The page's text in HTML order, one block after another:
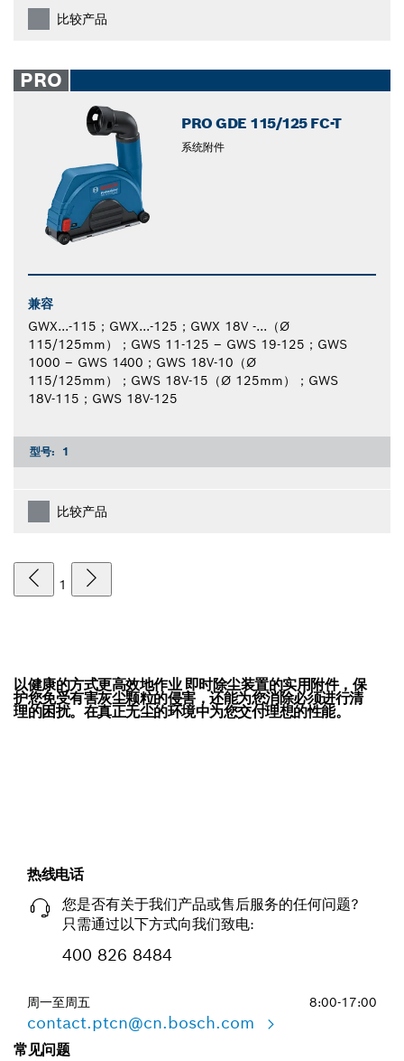
比较产品
PRO
PRO GDE 115/125 FC-T
系统附件
兼容
GWX...-115；GWX...-125；GWX 18V -...（Ø
115/125mm）；GWS 11-125 – GWS 19-125；GWS
1000 – GWS 1400；GWS 18V-10（Ø
115/125mm）；GWS 18V-15（Ø 125mm）；GWS
18V-115；GWS 18V-125
型号: 1
比较产品
1
以健康的方式更高效地作业 即时除尘装置的实用附件，保
护您免受有害灰尘颗粒的侵害，还能为您消除必须进行清
理的困扰。在真正无尘的环境中为您交付理想的性能。
热线电话
您是否有关于我们产品或售后服务的任何问题?
只需通过以下方式向我们致电:
400 826 8484
周一至周五 8:00-17:00
contact.ptcn@cn.bosch.com
常见问题